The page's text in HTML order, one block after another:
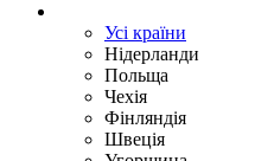
Усі країни
Нідерланди
Польща
Чехія
Фінляндія
Швеція